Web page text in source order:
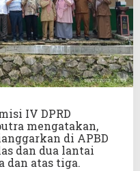
IV DPRD
mengatakan,
di APBD
dan dua lantai
dan atas tiga.